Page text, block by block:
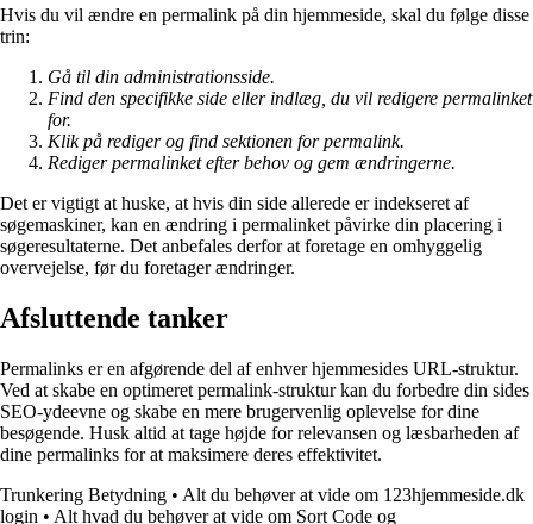
Hvis du vil ændre en permalink på din hjemmeside, skal du følge disse
trin:
Gå til din administrationsside.
Find den specifikke side eller indlæg, du vil redigere permalinket
for.
Klik på rediger og find sektionen for permalink.
Rediger permalinket efter behov og gem ændringerne.
Det er vigtigt at huske, at hvis din side allerede er indekseret af
søgemaskiner, kan en ændring i permalinket påvirke din placering i
søgeresultaterne. Det anbefales derfor at foretage en omhyggelig
overvejelse, før du foretager ændringer.
Afsluttende tanker
Permalinks er en afgørende del af enhver hjemmesides URL-struktur.
Ved at skabe en optimeret permalink-struktur kan du forbedre din sides
SEO-ydeevne og skabe en mere brugervenlig oplevelse for dine
besøgende. Husk altid at tage højde for relevansen og læsbarheden af
dine permalinks for at maksimere deres effektivitet.
Trunkering Betydning • Alt du behøver at vide om 123hjemmeside.dk
login • Alt hvad du behøver at vide om Sort Code og